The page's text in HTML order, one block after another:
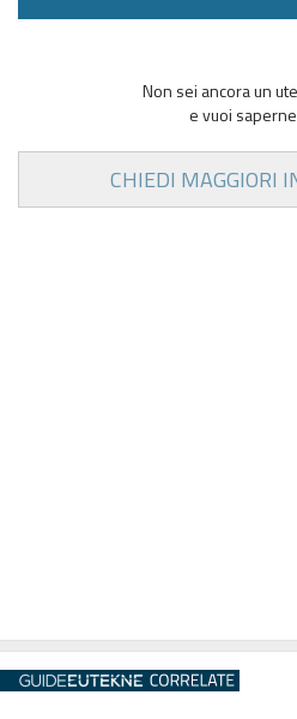
Non sei ancora un
e vuoi
CHIEDI MAGGIORI